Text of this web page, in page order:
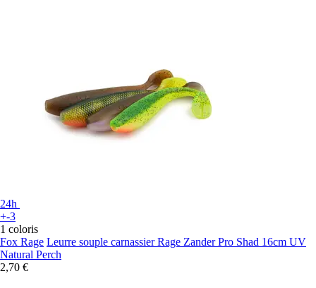
24h
+-3
1 coloris
Fox Rage Leurre souple carnassier Rage Zander Pro Shad 16cm UV
Natural Perch
2,70 €